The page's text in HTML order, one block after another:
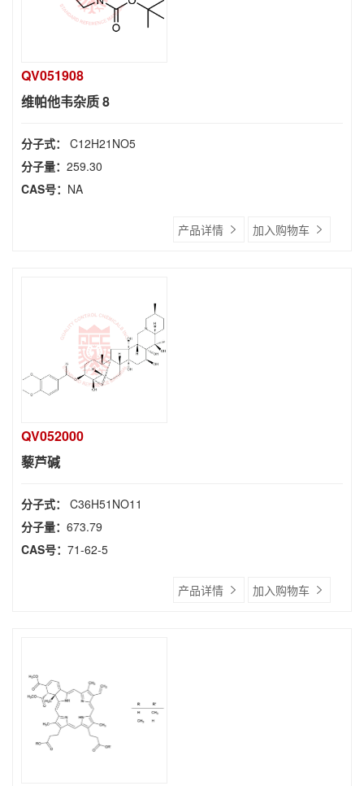
QV051908
维帕他韦杂质 8
分子式： C12H21NO5
分子量： 259.30
CAS号： NA
产品详情 加入购物车
QV052000
藜芦碱
分子式： C36H51NO11
分子量： 673.79
CAS号： 71-62-5
产品详情 加入购物车